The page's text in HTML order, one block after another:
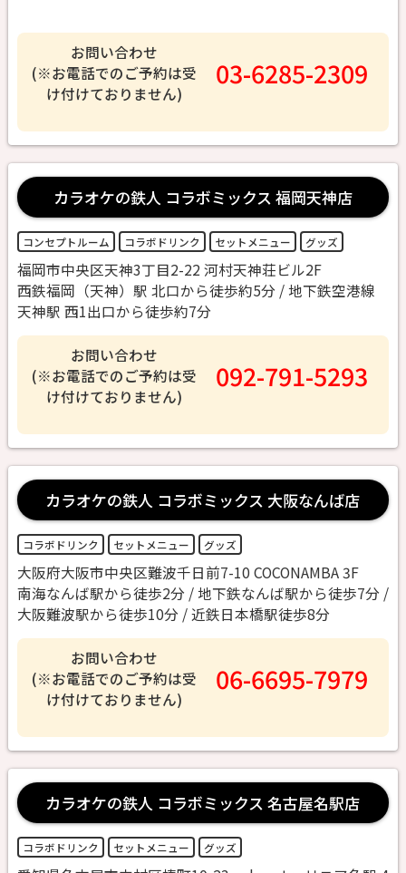
お問い合わせ
(※お電話でのご予約は受
け付けておりません)
03-6285-2309
カラオケの鉄人 コラボミックス 福岡天神店
コンセプトルーム コラボドリンク セットメニュー グッズ
福岡市中央区天神3丁目2-22 河村天神荘ビル2F
西鉄福岡（天神）駅 北口から徒歩約5分 / 地下鉄空港線
天神駅 西1出口から徒歩約7分
お問い合わせ
(※お電話でのご予約は受
け付けておりません)
092-791-5293
カラオケの鉄人 コラボミックス 大阪なんば店
コラボドリンク セットメニュー グッズ
大阪府大阪市中央区難波千日前7-10 COCONAMBA 3F
南海なんば駅から徒歩2分 / 地下鉄なんば駅から徒歩7分 /
大阪難波駅から徒歩10分 / 近鉄日本橋駅徒歩8分
お問い合わせ
(※お電話でのご予約は受
け付けておりません)
06-6695-7979
カラオケの鉄人 コラボミックス 名古屋名駅店
コラボドリンク セットメニュー グッズ